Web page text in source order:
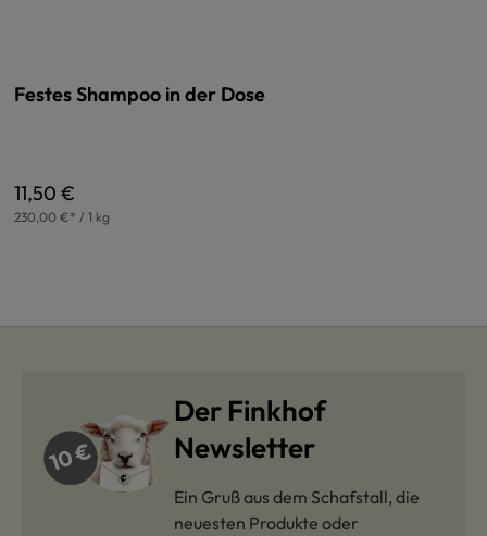
Festes Shampoo in der Dose
Regulärer Preis:
11,50 €
230,00 €* / 1 kg
Der Finkhof
Newsletter
Ein Gruß aus dem Schafstall, die
neuesten Produkte oder